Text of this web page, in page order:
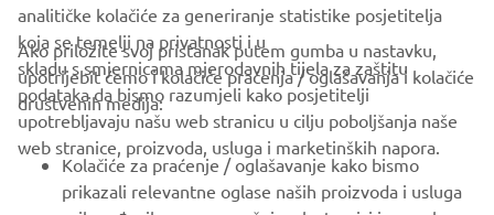
CORPORATE
FOR BUSINESS
analitičke kolačiće za generiranje statistike posjetitelja
koja se temelji na privatnosti i u
skladu s smjernicama mjerodavnih tijela za zaštitu
podataka da bismo razumjeli kako posjetitelji
upotrebljavaju našu web stranicu u cilju poboljšanja naše
web stranice, proizvoda, usluga i marketinških napora.
Ako priložite svoj pristanak putem gumba u nastavku,
upotrijebit ćemo i kolačiće praćenja / oglašavanja i kolačiće
društvenih medija:
Kolačiće za praćenje / oglašavanje kako bismo
prikazali relevantne oglase naših proizvoda i usluga